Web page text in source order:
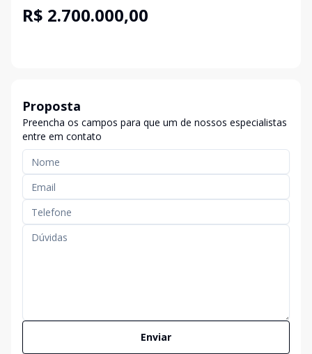
R$ 2.700.000,00
Proposta
Preencha os campos para que um de nossos especialistas
entre em contato
Enviar